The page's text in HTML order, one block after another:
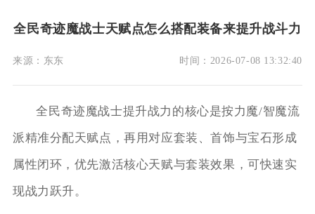
全民奇迹魔战士天赋点怎么搭配装备来提升战斗力
来源： 东东 时间： 2026-07-08 13:32:40
全民奇迹魔战士提升战力的核心是按力魔/智魔流
派精准分配天赋点，再用对应套装、首饰与宝石形成
属性闭环，优先激活核心天赋与套装效果，可快速实
现战力跃升。